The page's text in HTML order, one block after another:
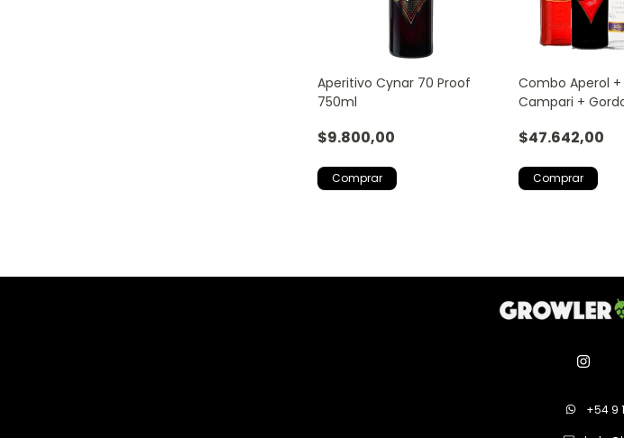
Aperitivo Cynar 70 Proof
750ml
$9.800,00
Combo Aperol
Campari +
$47.642,00
+54 9